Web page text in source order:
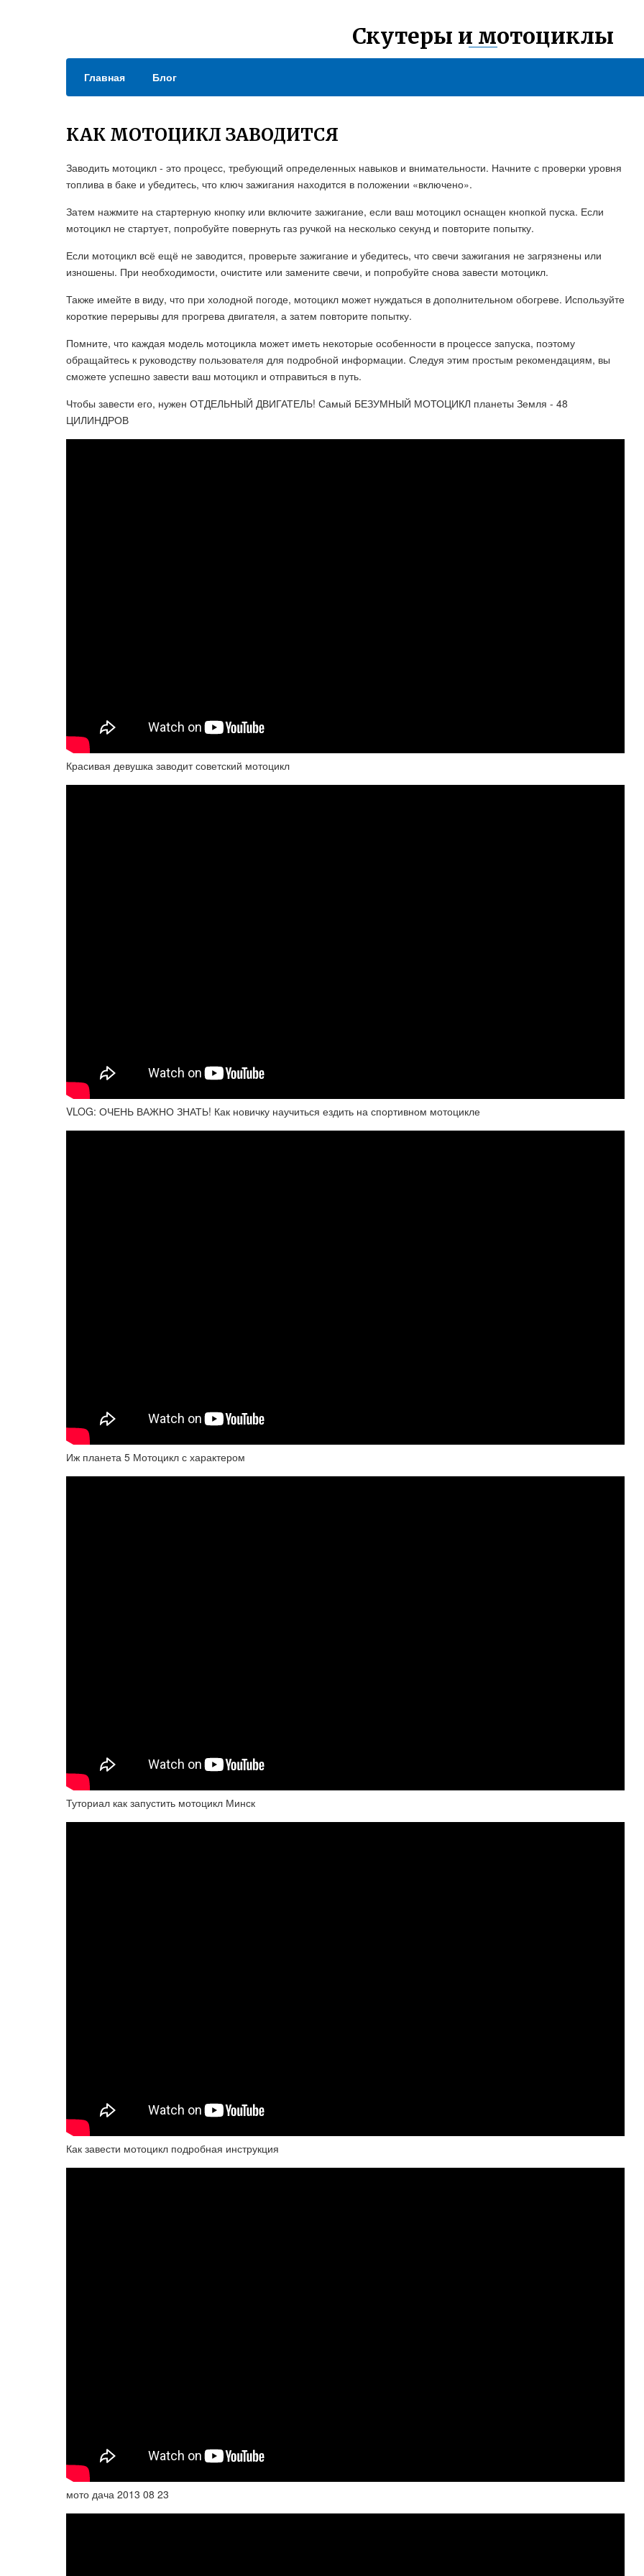
Скутеры и мотоциклы
Главная Блог
КАК МОТОЦИКЛ ЗАВОДИТСЯ
Заводить мотоцикл - это процесс, требующий определенных навыков и внимательности. Начните с проверки уровня
топлива в баке и убедитесь, что ключ зажигания находится в положении «включено».
Затем нажмите на стартерную кнопку или включите зажигание, если ваш мотоцикл оснащен кнопкой пуска. Если
мотоцикл не стартует, попробуйте повернуть газ ручкой на несколько секунд и повторите попытку.
Если мотоцикл всё ещё не заводится, проверьте зажигание и убедитесь, что свечи зажигания не загрязнены или
изношены. При необходимости, очистите или замените свечи, и попробуйте снова завести мотоцикл.
Также имейте в виду, что при холодной погоде, мотоцикл может нуждаться в дополнительном обогреве. Используйте
короткие перерывы для прогрева двигателя, а затем повторите попытку.
Помните, что каждая модель мотоцикла может иметь некоторые особенности в процессе запуска, поэтому
обращайтесь к руководству пользователя для подробной информации. Следуя этим простым рекомендациям, вы
сможете успешно завести ваш мотоцикл и отправиться в путь.
Чтобы завести его, нужен ОТДЕЛЬНЫЙ ДВИГАТЕЛЬ! Самый БЕЗУМНЫЙ МОТОЦИКЛ планеты Земля - 48
ЦИЛИНДРОВ
Красивая девушка заводит советский мотоцикл
VLOG: ОЧЕНЬ ВАЖНО ЗНАТЬ! Как новичку научиться ездить на спортивном мотоцикле
Иж планета 5 Мотоцикл с характером
Туториал как запустить мотоцикл Минск
Как завести мотоцикл подробная инструкция
мото дача 2013 08 23